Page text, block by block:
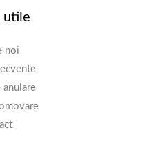
utile
noi
anulare